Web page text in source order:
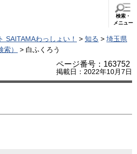
検索・
メニュー
SAITAMAわっしょい！ > 知る > 埼玉県
）
> 白ふくろう
ページ番号：163752
掲載日：2022年10月7日